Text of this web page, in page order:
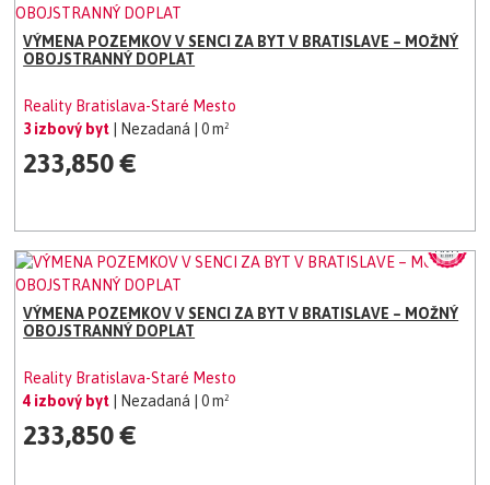
VÝMENA POZEMKOV V SENCI ZA BYT V BRATISLAVE – MOŽNÝ
OBOJSTRANNÝ DOPLAT
Reality Bratislava-Staré Mesto
3 izbový byt | Nezadaná | 0 m²
233,850 €
VÝMENA POZEMKOV V SENCI ZA BYT V BRATISLAVE – MOŽNÝ
OBOJSTRANNÝ DOPLAT
Reality Bratislava-Staré Mesto
4 izbový byt
| Nezadaná | 0 m²
233,850 €